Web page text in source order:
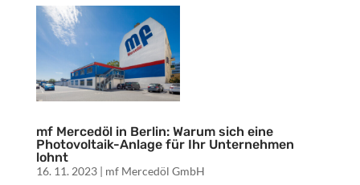
mf Mercedöl in Berlin: Warum sich eine
Photovoltaik-Anlage für Ihr Unternehmen
lohnt
16. 11. 2023| mf Mercedöl GmbH